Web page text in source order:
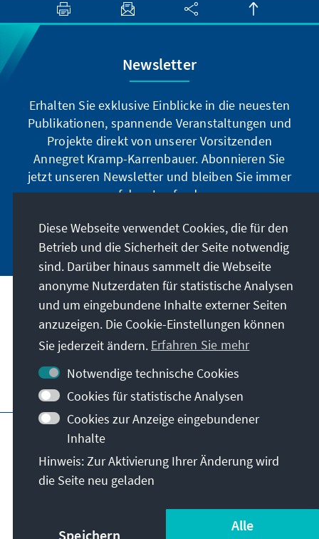
Newsletter
Erhalten Sie exklusive Einblicke in die neuesten
Publikationen, spannende Veranstaltungen und
Projekte direkt von unserer Vorsitzenden
Annegret Kramp-Karrenbauer. Abonnieren Sie
jetzt unseren Newsletter und bleiben Sie immer
auf dem Laufenden.
Jetzt abonnieren
Unser Auftrag
Kontakt
Weitere Angebote der Stiftung
Impressum
Datenschutz
Nutzungsbedingungen
Erklärung zur Barrierefreiheit
Barriere melden
Sitemap
© Konrad-Adenauer-Stiftung e.V. 2026
Diese Webseite verwendet Cookies, die für den
Betrieb und die Sicherheit der Seite notwendig
sind. Darüber hinaus sammelt die Webseite
anonyme Nutzerdaten für statistische Analysen
und um eingebundene Inhalte externer Seiten
anzuzeigen. Die Cookie-Einstellungen können
Sie jederzeit ändern. Erfahren Sie mehr
Notwendige technische Cookies
Cookies für statistische Analysen
Cookies zur Anzeige eingebundener
Inhalte
Hinweis: Zur Aktivierung Ihrer Änderung wird
die Seite neu geladen
Speichern
Alle